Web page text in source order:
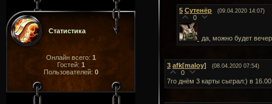
Статистика
Онлайн всего: 1
Гостей: 1
Пользователей: 0
5 Сутенёр (09.04.2020 14:07)
0
да, можно будет
3 afk[maloy] (08.04.2020 07:54)
0
7го днём 3 карты сыграл:) в